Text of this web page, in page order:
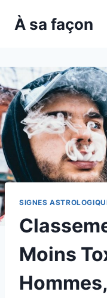
À sa façon
SIGNES
Moins